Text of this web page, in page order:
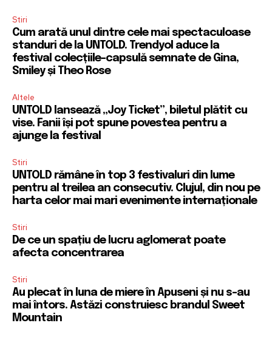
Stiri
Cum arată unul dintre cele mai spectaculoase
standuri de la UNTOLD. Trendyol aduce la
festival colecțiile-capsulă semnate de Gina,
Smiley și Theo Rose
Altele
UNTOLD lansează „Joy Ticket”, biletul plătit cu
vise. Fanii își pot spune povestea pentru a
ajunge la festival
Stiri
UNTOLD rămâne în top 3 festivaluri din lume
pentru al treilea an consecutiv. Clujul, din nou pe
harta celor mai mari evenimente internaționale
Stiri
De ce un spațiu de lucru aglomerat poate
afecta concentrarea
Stiri
Au plecat în luna de miere în Apuseni și nu s-au
mai întors. Astăzi construiesc brandul Sweet
Mountain